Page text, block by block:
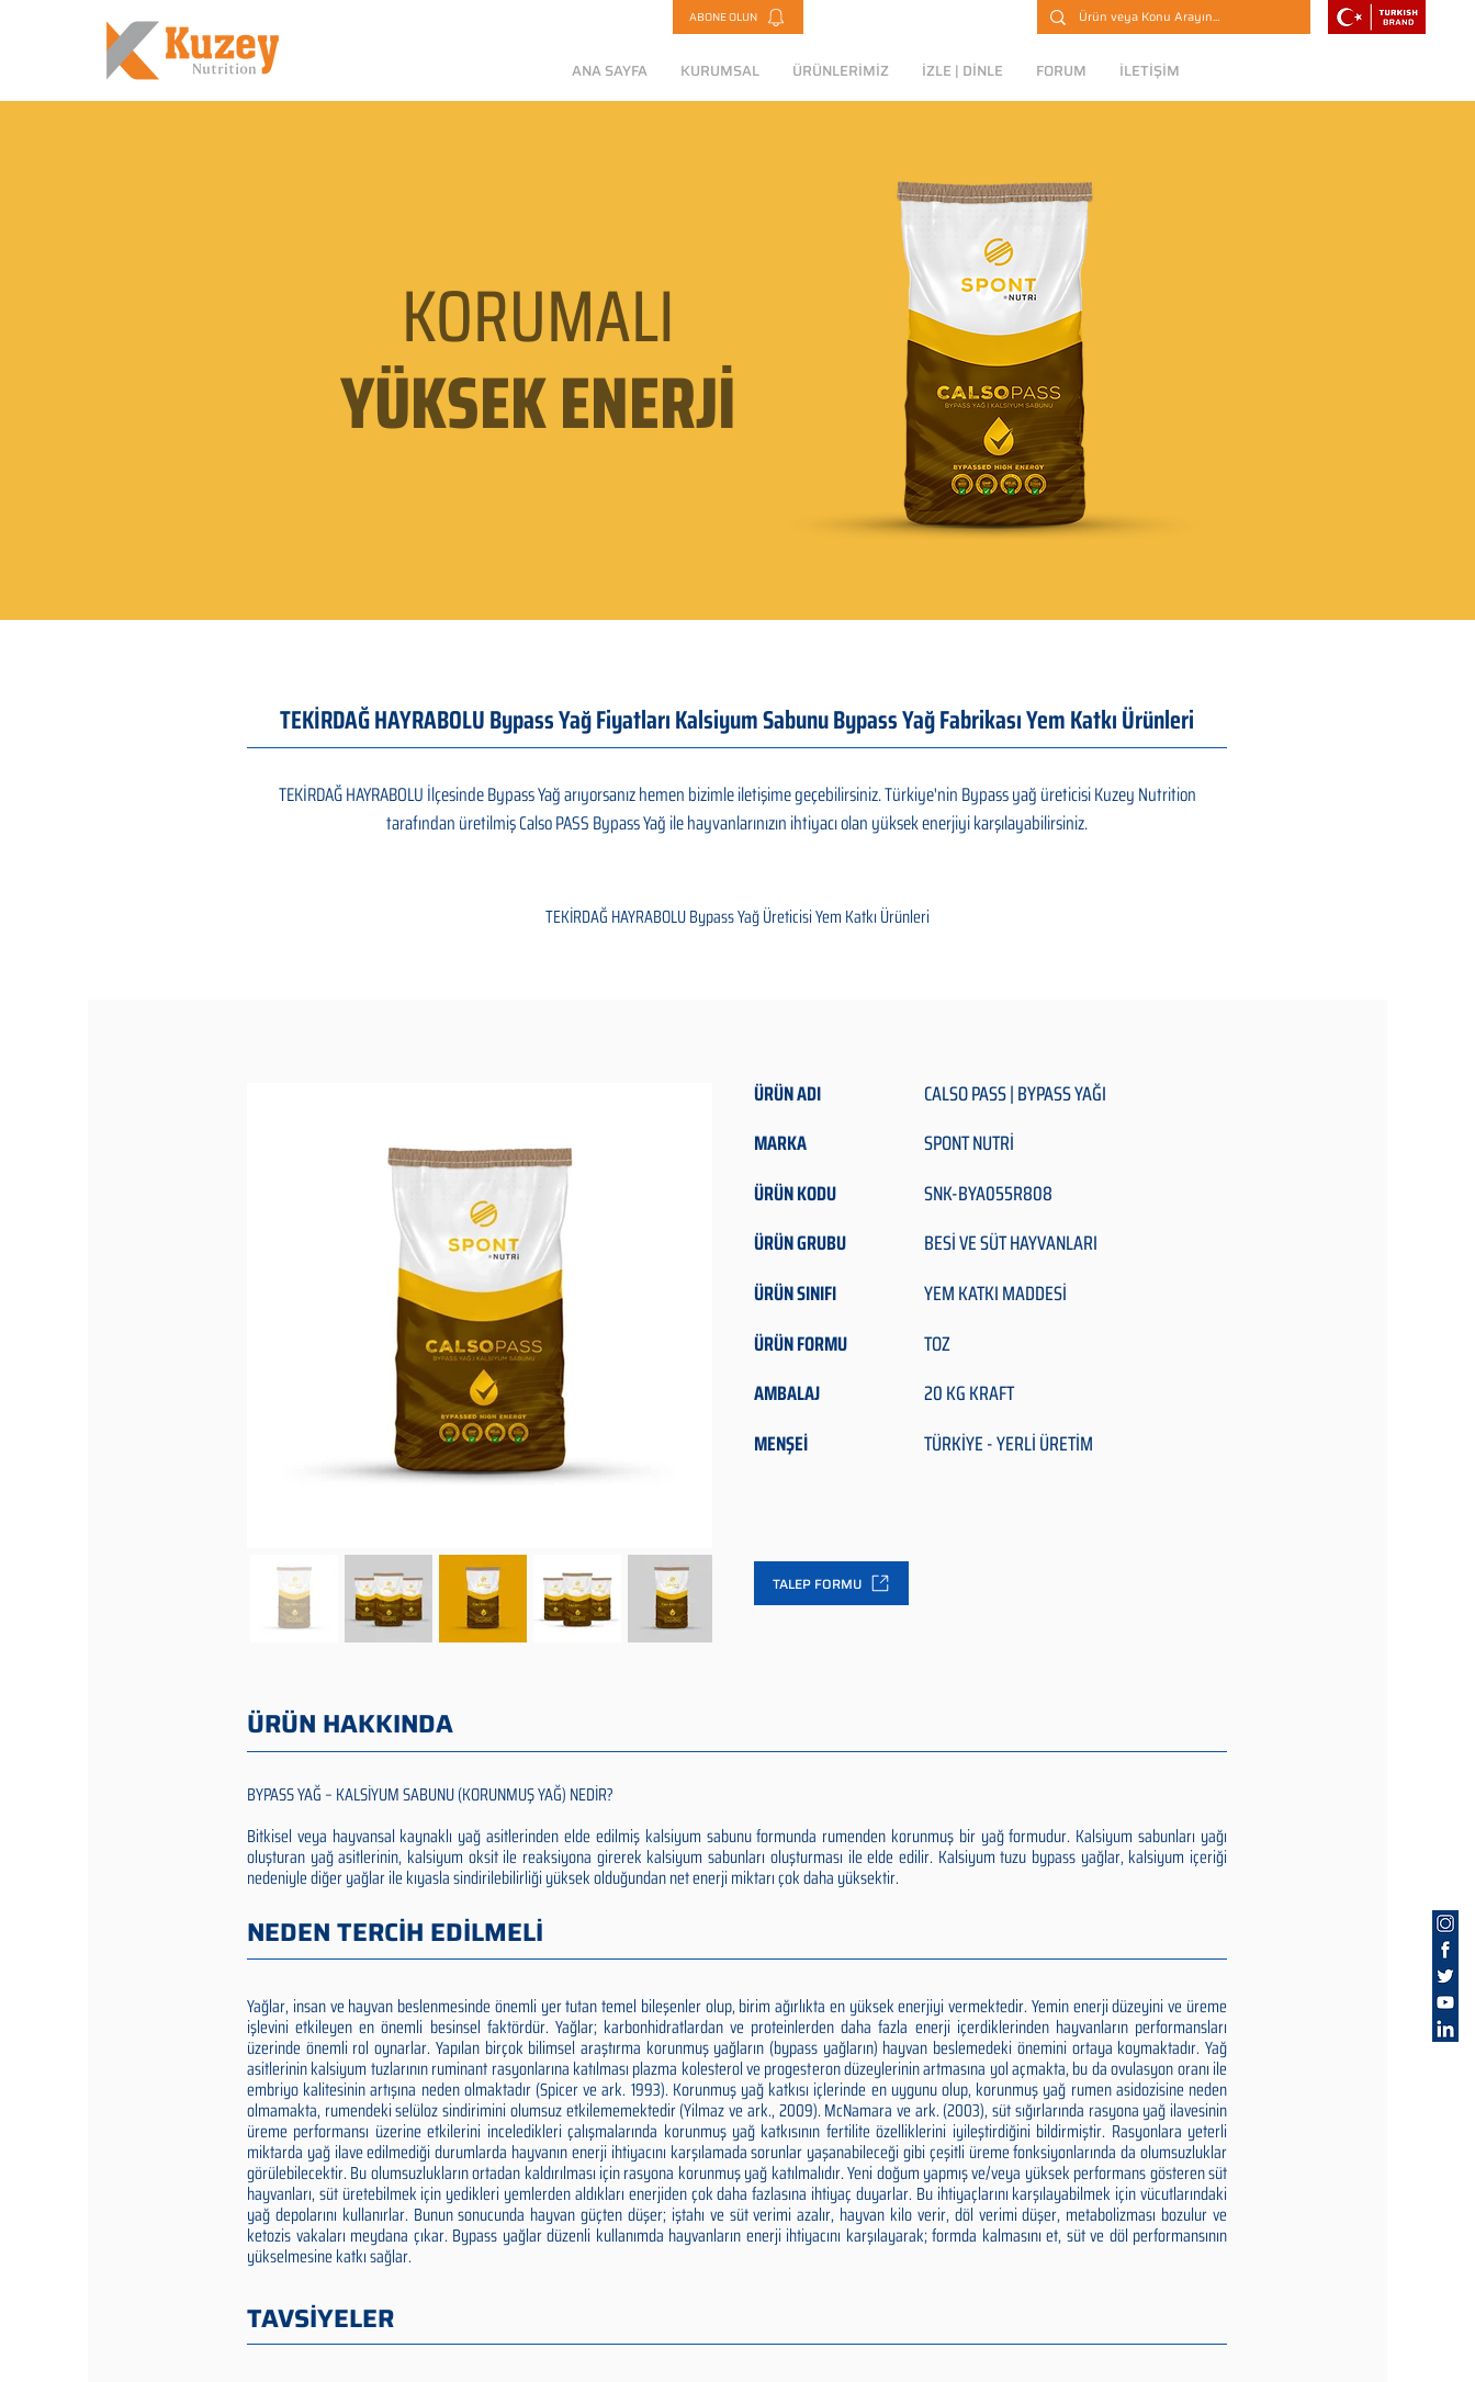
ABONE OLUN
ANA SAYFA KURUMSAL ÜRÜNLERİMİZ İZLE | DİNLE FORUM İLETİŞİM
KORUMALI
YÜKSEK ENERJİ
TEKİRDAĞ HAYRABOLU Bypass Yağ Fiyatları Kalsiyum Sabunu Bypass Yağ Fabrikası Yem Katkı Ürünleri
TEKİRDAĞ HAYRABOLU İlçesinde Bypass Yağ arıyorsanız hemen bizimle iletişime geçebilirsiniz. Türkiye'nin Bypass yağ üreticisi Kuzey Nutrition
tarafından üretilmiş Calso PASS Bypass Yağ ile hayvanlarınızın ihtiyacı olan yüksek enerjiyi karşılayabilirsiniz.
TEKİRDAĞ HAYRABOLU Bypass Yağ Üreticisi Yem Katkı Ürünleri
ÜRÜN ADI
CALSO PASS | BYPASS YAĞI
MARKA
SPONT NUTRİ
ÜRÜN KODU
SNK-BYA055R808
ÜRÜN GRUBU
BESİ VE SÜT HAYVANLARI
ÜRÜN SINIFI
YEM KATKI MADDESİ
ÜRÜN FORMU
TOZ
AMBALAJ
20 KG KRAFT
MENŞEİ
TÜRKİYE - YERLİ ÜRETİM
TALEP FORMU
ÜRÜN HAKKINDA
BYPASS YAĞ – KALSİYUM SABUNU (KORUNMUŞ YAĞ) NEDİR?
Bitkisel veya hayvansal kaynaklı yağ asitlerinden elde edilmiş kalsiyum sabunu formunda rumenden korunmuş bir yağ formudur. Kalsiyum sabunları yağı
oluşturan yağ asitlerinin, kalsiyum oksit ile reaksiyona girerek kalsiyum sabunları oluşturması ile elde edilir. Kalsiyum tuzu bypass yağlar, kalsiyum içeriği
nedeniyle diğer yağlar ile kıyasla sindirilebilirliği yüksek olduğundan net enerji miktarı çok daha yüksektir.
NEDEN TERCİH EDİLMELİ
Yağlar, insan ve hayvan beslenmesinde önemli yer tutan temel bileşenler olup, birim ağırlıkta en yüksek enerjiyi vermektedir. Yemin enerji düzeyini ve üreme
işlevini etkileyen en önemli besinsel faktördür. Yağlar; karbonhidratlardan ve proteinlerden daha fazla enerji içerdiklerinden hayvanların performansları
üzerinde önemli rol oynarlar. Yapılan birçok bilimsel araştırma korunmuş yağların (bypass yağların) hayvan beslemedeki önemini ortaya koymaktadır. Yağ
asitlerinin kalsiyum tuzlarının ruminant rasyonlarına katılması plazma kolesterol ve progesteron düzeylerinin artmasına yol açmakta, bu da ovulasyon oranı ile
embriyo kalitesinin artışına neden olmaktadır (Spicer ve ark. 1993). Korunmuş yağ katkısı içlerinde en uygunu olup, korunmuş yağ rumen asidozisine neden
olmamakta, rumendeki selüloz sindirimini olumsuz etkilememektedir (Yilmaz ve ark., 2009). McNamara ve ark. (2003), süt sığırlarında rasyona yağ ilavesinin
üreme performansı üzerine etkilerini inceledikleri çalışmalarında korunmuş yağ katkısının fertilite özelliklerini iyileştirdiğini bildirmiştir. Rasyonlara yeterli
miktarda yağ ilave edilmediği durumlarda hayvanın enerji ihtiyacını karşılamada sorunlar yaşanabileceği gibi çeşitli üreme fonksiyonlarında da olumsuzluklar
görülebilecektir. Bu olumsuzlukların ortadan kaldırılması için rasyona korunmuş yağ katılmalıdır. Yeni doğum yapmış ve/veya yüksek performans gösteren süt
hayvanları, süt üretebilmek için yedikleri yemlerden aldıkları enerjiden çok daha fazlasına ihtiyaç duyarlar. Bu ihtiyaçlarını karşılayabilmek için vücutlarındaki
yağ depolarını kullanırlar. Bunun sonucunda hayvan güçten düşer; iştahı ve süt verimi azalır, hayvan kilo verir, döl verimi düşer, metabolizması bozulur ve
ketozis vakaları meydana çıkar. Bypass yağlar düzenli kullanımda hayvanların enerji ihtiyacını karşılayarak; formda kalmasını et, süt ve döl performansının
yükselmesine katkı sağlar.
TAVSİYELER